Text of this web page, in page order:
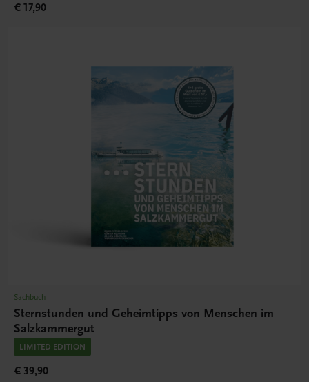
€ 17,90
Sachbuch
Sternstunden und Geheimtipps von Menschen im
Salzkammergut
LIMITED EDITION
€ 39,90